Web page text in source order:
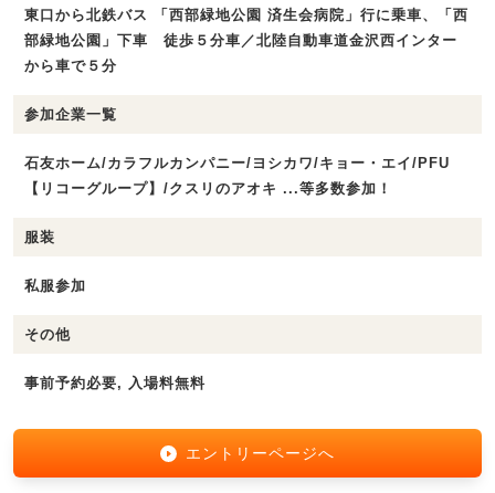
東口から北鉄バス 「西部緑地公園 済生会病院」行に乗車、「西
部緑地公園」下車 徒歩５分車／北陸自動車道金沢西インター
から車で５分
参加企業一覧
石友ホーム/カラフルカンパニー/ヨシカワ/キョー・エイ/PFU
【リコーグループ】/クスリのアオキ ...等多数参加！
服装
私服参加
その他
事前予約必要, 入場料無料
エントリーページへ